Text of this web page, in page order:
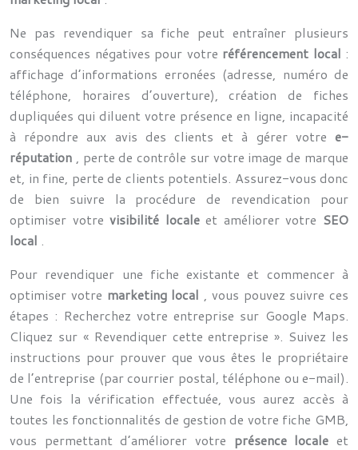
Ne pas revendiquer sa fiche peut entraîner plusieurs
conséquences négatives pour votre référencement local :
affichage d’informations erronées (adresse, numéro de
téléphone, horaires d’ouverture), création de fiches
dupliquées qui diluent votre présence en ligne, incapacité
à répondre aux avis des clients et à gérer votre e-
réputation , perte de contrôle sur votre image de marque
et, in fine, perte de clients potentiels. Assurez-vous donc
de bien suivre la procédure de revendication pour
optimiser votrevisibilité localeet améliorer votre SEO
local .
Pour revendiquer une fiche existante et commencer à
optimiser votre marketing local , vous pouvez suivre ces
étapes : Recherchez votre entreprise sur Google Maps.
Cliquez sur « Revendiquer cette entreprise ». Suivez les
instructions pour prouver que vous êtes le propriétaire
de l’entreprise (par courrier postal, téléphone ou e-mail).
Une fois la vérification effectuée, vous aurez accès à
toutes les fonctionnalités de gestion de votre fiche GMB,
vous permettant d’améliorer votre présence localeet